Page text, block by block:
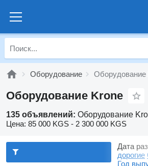
Оборудование Оборудование
Оборудование Krone
135 объявлений: Оборудование
Цена: 85 000 KGS - 2 300 000 KGS
Дата
дорогие
Год